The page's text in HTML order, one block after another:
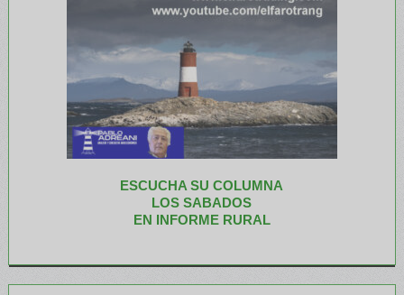
ESCUCHA SU COLUMNA
LOS SABADOS
EN INFORME RURAL